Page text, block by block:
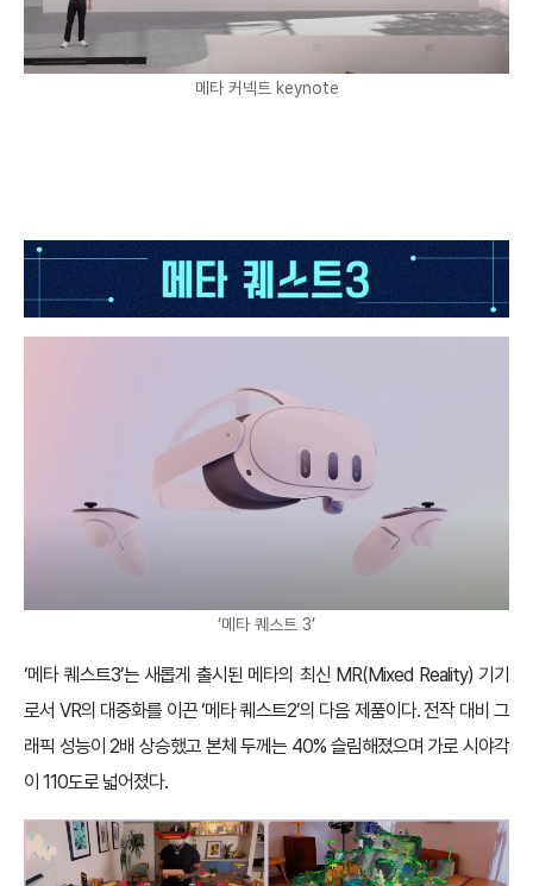
메타 커넥트 keynote
‘메타 퀘스트 3’
‘메타 퀘스트3’는 새롭게 출시된 메타의 최신 MR(Mixed Reality) 기기
로서 VR의 대중화를 이끈 ‘메타 퀘스트2’의 다음 제품이다. 전작 대비 그
래픽 성능이 2배 상승했고 본체 두께는 40% 슬림해졌으며 가로 시야각
이 110도로 넓어졌다.